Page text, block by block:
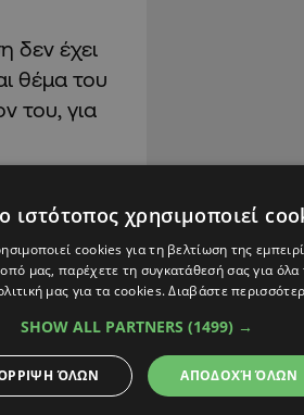
δεν έχει
θέμα του
του, για
τους
ιστότοπος χρησιμοποιεί
cookies για τη βελτίωση της
μας, παρέχετε τη συγκατάθεσή σας για
μας για τα cookies.Διαβάστε
SHOW ALL PARTNERS (1499) →
ΑΠΟΔΟΧΉ ΌΛΩΝ
ΌΛΩΝ